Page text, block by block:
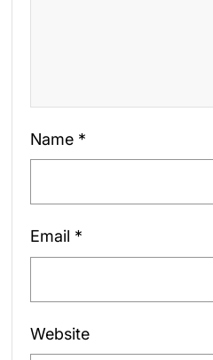
Name *
Email *
Website